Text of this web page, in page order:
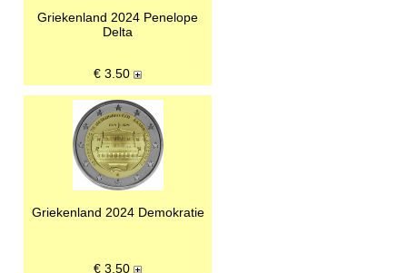
Griekenland 2024 Penelope
Delta
€ 3.50
Griekenland 2024 Demokratie
€ 3.50